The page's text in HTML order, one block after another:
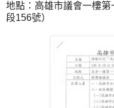
地點：高雄市議會一樓
段156號）